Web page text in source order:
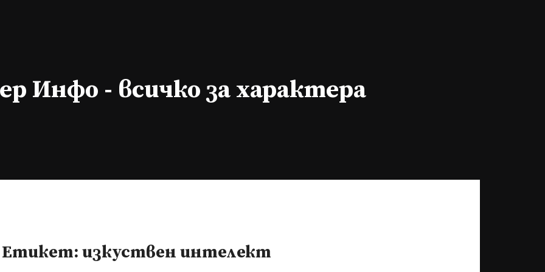
Инфо - всичко за характера
Етикет: изкуствен интелект